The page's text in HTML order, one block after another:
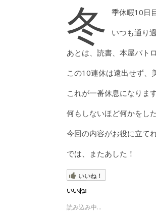
冬
季休暇10日
いつも通り
あとは、読書、本屋パト
この10連休は遠出せず、
これが一番休息になります
何もしないほど何かをし
今回の内容がお役に立て
では、またあした！
いいね！
いいね:
読み込み中...